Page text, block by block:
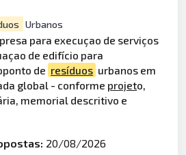
Urbanos
para execuçao de serviços
de edifício para
de resíduos urbanos em
global - conforme projeto,
memorial descritivo e
20/08/2026